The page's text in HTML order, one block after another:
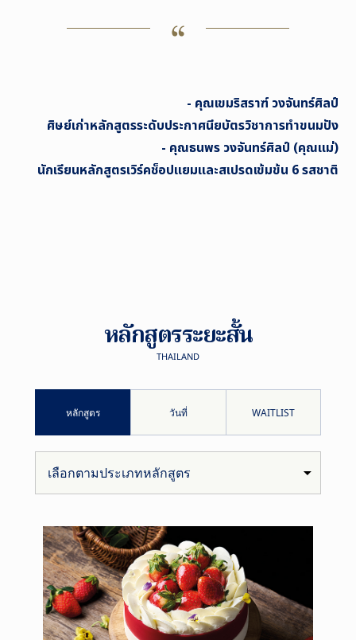
- คุณเขมริสราฑ์ วงจันทร์ศิลป์
ศิษย์เก่าหลักสูตรระดับประกาศนียบัตรวิชาการทำขนมปัง
- คุณธนพร วงจันทร์ศิลป์ (คุณแม่)
นักเรียนหลักสูตรเวิร์คช็อปแยมและสเปรดเข้มข้น 6 รสชาติ
หลักสูตรระยะสั้น
THAILAND
หลักสูตร วันที่ WAITLIST